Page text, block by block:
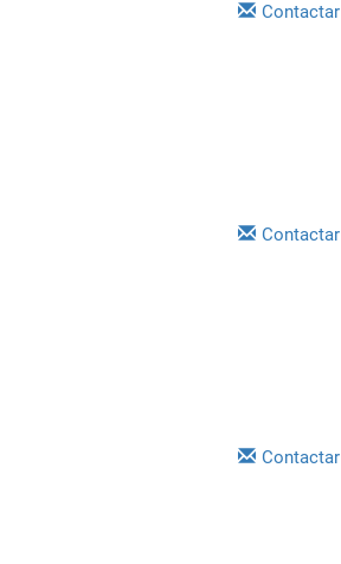
Contactar
Contactar
Contactar